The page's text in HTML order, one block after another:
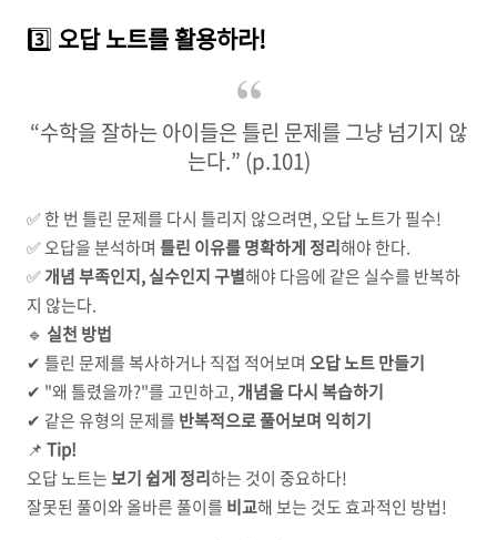
3️⃣ 오답 노트를 활용하라!
“수학을 잘하는 아이들은 틀린 문제를 그냥 넘기지 않
는다.” (p.101)
✅ 한 번 틀린 문제를 다시 틀리지 않으려면, 오답 노트가 필수!
✅ 오답을 분석하며 틀린 이유를 명확하게 정리해야 한다.
✅개념 부족인지, 실수인지 구별해야 다음에 같은 실수를 반복하
지 않는다.
🔹 실천 방법
✔ 틀린 문제를 복사하거나 직접 적어보며 오답 노트 만들기
✔ "왜 틀렸을까?"를 고민하고, 개념을 다시 복습하기
✔ 같은 유형의 문제를 반복적으로 풀어보며 익히기
📌 Tip!
오답 노트는보기 쉽게 정리하는 것이 중요하다!
잘못된 풀이와 올바른 풀이를 비교해 보는 것도 효과적인 방법!